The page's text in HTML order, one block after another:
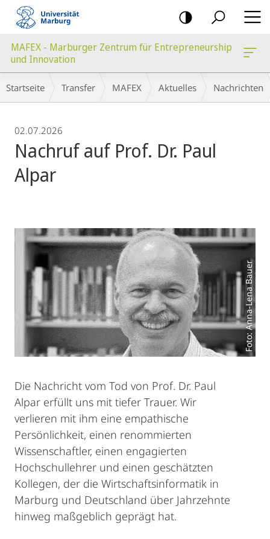
Mobile-
Navigation
MAFEX - Marburger Zentrum für Entrepreneurship
und Innovation
Breadcrumb-
Navigation
Startseite Transfer MAFEX Aktuelles Nachrichten
02.07.2026
Nachruf auf Prof. Dr. Paul
Alpar
Foto: Anna-Lena Bauer
Die Nachricht vom Tod von Prof. Dr. Paul
Alpar erfüllt uns mit tiefer Trauer. Wir
verlieren mit ihm eine empathische
Persönlichkeit, einen renommierten
Wissenschaftler, einen engagierten
Hochschullehrer und einen geschätzten
Kollegen, der die Wirtschaftsinformatik in
Marburg und Deutschland über Jahrzehnte
hinweg maßgeblich geprägt hat.